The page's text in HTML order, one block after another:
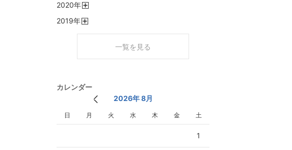
2020年
2019年
一覧を見る
カレンダー
2026年 8月
日 月 火 水 木 金 土
1